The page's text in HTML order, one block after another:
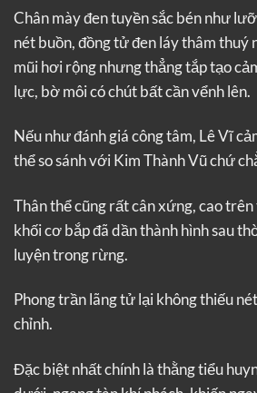
Chân mày đen tuyền sắc bén như
nét buồn, đồng tử đen láy thâm thuý
mũi hơi rộng nhưng thẳng tắp tạo
lực, bờ môi có chút bất cần vểnh lên.
Nếu như đánh giá công tâm, Lê Vĩ
thể so sánh với Kim Thành Vũ chứ
Thân thể cũng rất cân xứng, cao
khối cơ bắp đã dần thành hình sau
luyện trong rừng.
Phong trần lãng tử lại không thiếu
chỉnh.
Đặc biệt nhất chính là thằng tiểu